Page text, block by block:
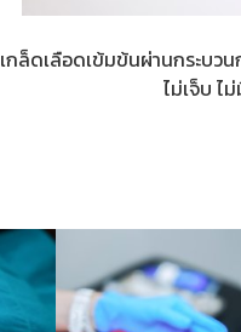
เกล็ดเลือดเข้มข้นผ่านกระบว
ไม่เจ็บ ไ